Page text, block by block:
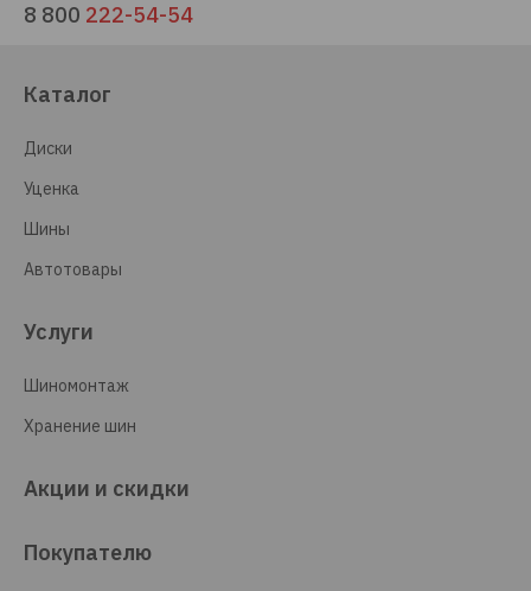
8 800 222-54-54
Каталог
Диски
Уценка
Шины
Автотовары
Услуги
Шиномонтаж
Хранение шин
Акции и скидки
Покупателю